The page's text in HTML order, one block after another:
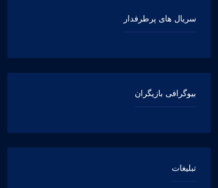
سریال های پرطرفدار
بیوگرافی بازیگران
تبلیغات